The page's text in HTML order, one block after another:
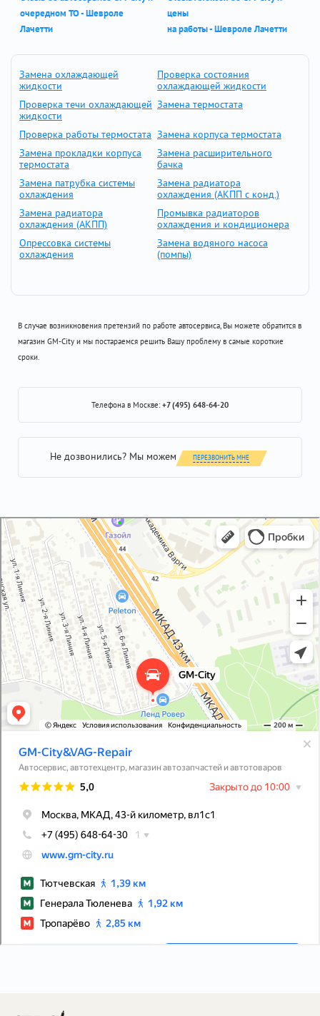
очередном ТО - Шевроле
Лачетти
цены
на работы - Шевроле Лачетти
Замена охлаждающей
жидкости
Проверка состояния
охлаждающей жидкости
Проверка течи охлаждающей
жидкости
Замена термостата
Проверка работы термостата Замена корпуса термостата
Замена прокладки корпуса
термостата
Замена расширительного
бачка
Замена патрубка системы
охлаждения
Замена радиатора
охлаждения (АКПП с конд.)
Замена радиатора
охлаждения (АКПП)
Промывка радиаторов
охлаждения и кондиционера
Опрессовка системы
охлаждения
Замена водяного насоса
(помпы)
В случае возникновения претензий по работе автосервиса, Вы можете обратится в
магазин GM-City и мы постараемся решить Вашу проблему в самые короткие
сроки.
Телефона в Москве:+7 (495) 648-64-20
Не дозвонились? Мы можем ПЕРЕЗВОНИТЬ МНЕ
GM-City&VAG-Repair
Автосервис, автотехцентр в Москве
Магазин автозапчастей и автотоваров в Москве